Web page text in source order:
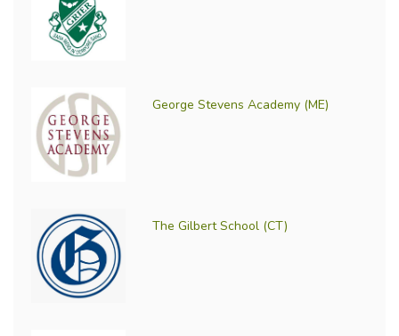
George Stevens Academy (ME)
The Gilbert School (CT)